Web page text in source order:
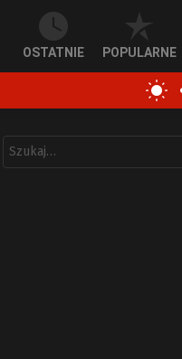
OSTATNIE POPULARNE